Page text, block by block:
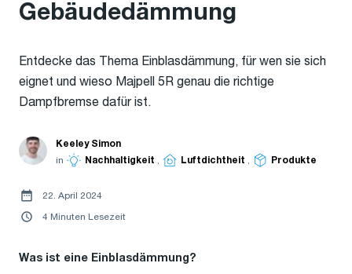
Gebäudedämmung
Entdecke das Thema Einblasdämmung, für wen sie sich
eignet und wieso Majpell 5R genau die richtige
Dampfbremse dafür ist.
Keeley Simon
in
Nachhaltigkeit , Luftdichtheit , Produkte
22. April 2024
4 Minuten Lesezeit
Was ist eine Einblasdämmung?